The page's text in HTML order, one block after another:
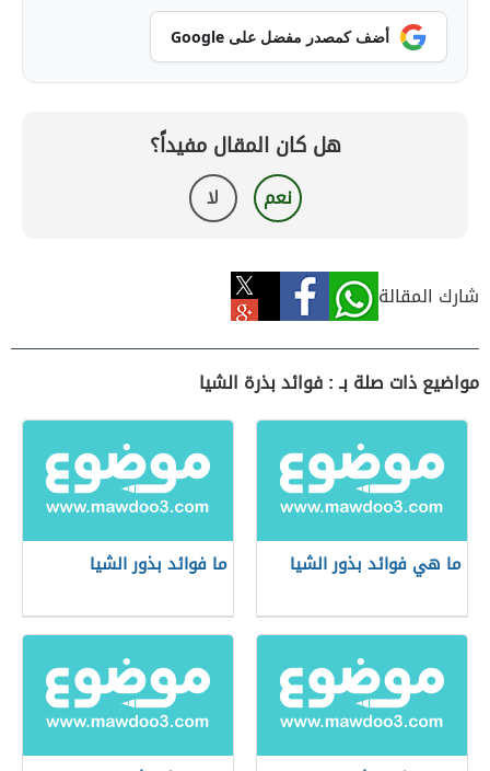
أضف كمصدر مفضل على Google
هل كان المقال مفيداً؟
نعم لا
شارك المقالة
مواضيع ذات صلة بـ : فوائد بذرة الشيا
ما هي فوائد بذور الشيا ما فوائد بذور الشيا